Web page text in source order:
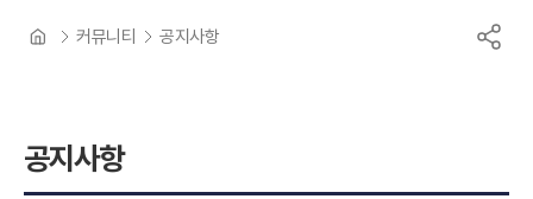
공지사항
커뮤니티 공지사항